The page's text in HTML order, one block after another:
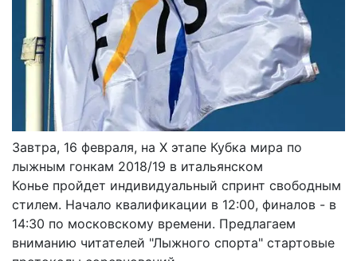
Завтра, 16 февраля, на Х этапе Кубка мира по
лыжным гонкам 2018/19 в итальянском
Конье пройдет индивидуальный спринт свободным
стилем. Начало квалификации в 12:00, финалов - в
14:30 по московскому времени. Предлагаем
вниманию читателей "Лыжного спорта" стартовые